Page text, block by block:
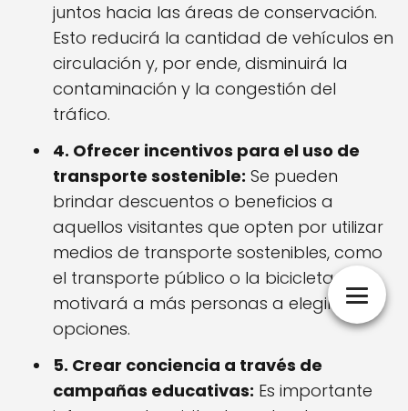
juntos hacia las áreas de conservación.
Esto reducirá la cantidad de vehículos en
circulación y, por ende, disminuirá la
contaminación y la congestión del
tráfico.
4. Ofrecer incentivos para el uso de
transporte sostenible: Se pueden
brindar descuentos o beneficios a
aquellos visitantes que opten por utilizar
medios de transporte sostenibles, como
el transporte público o la bicicleta. Esto
motivará a más personas a elegir estas
opciones.
5. Crear conciencia a través de
campañas educativas: Es importante